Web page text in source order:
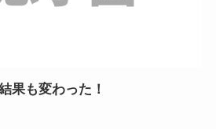
果も変わった！